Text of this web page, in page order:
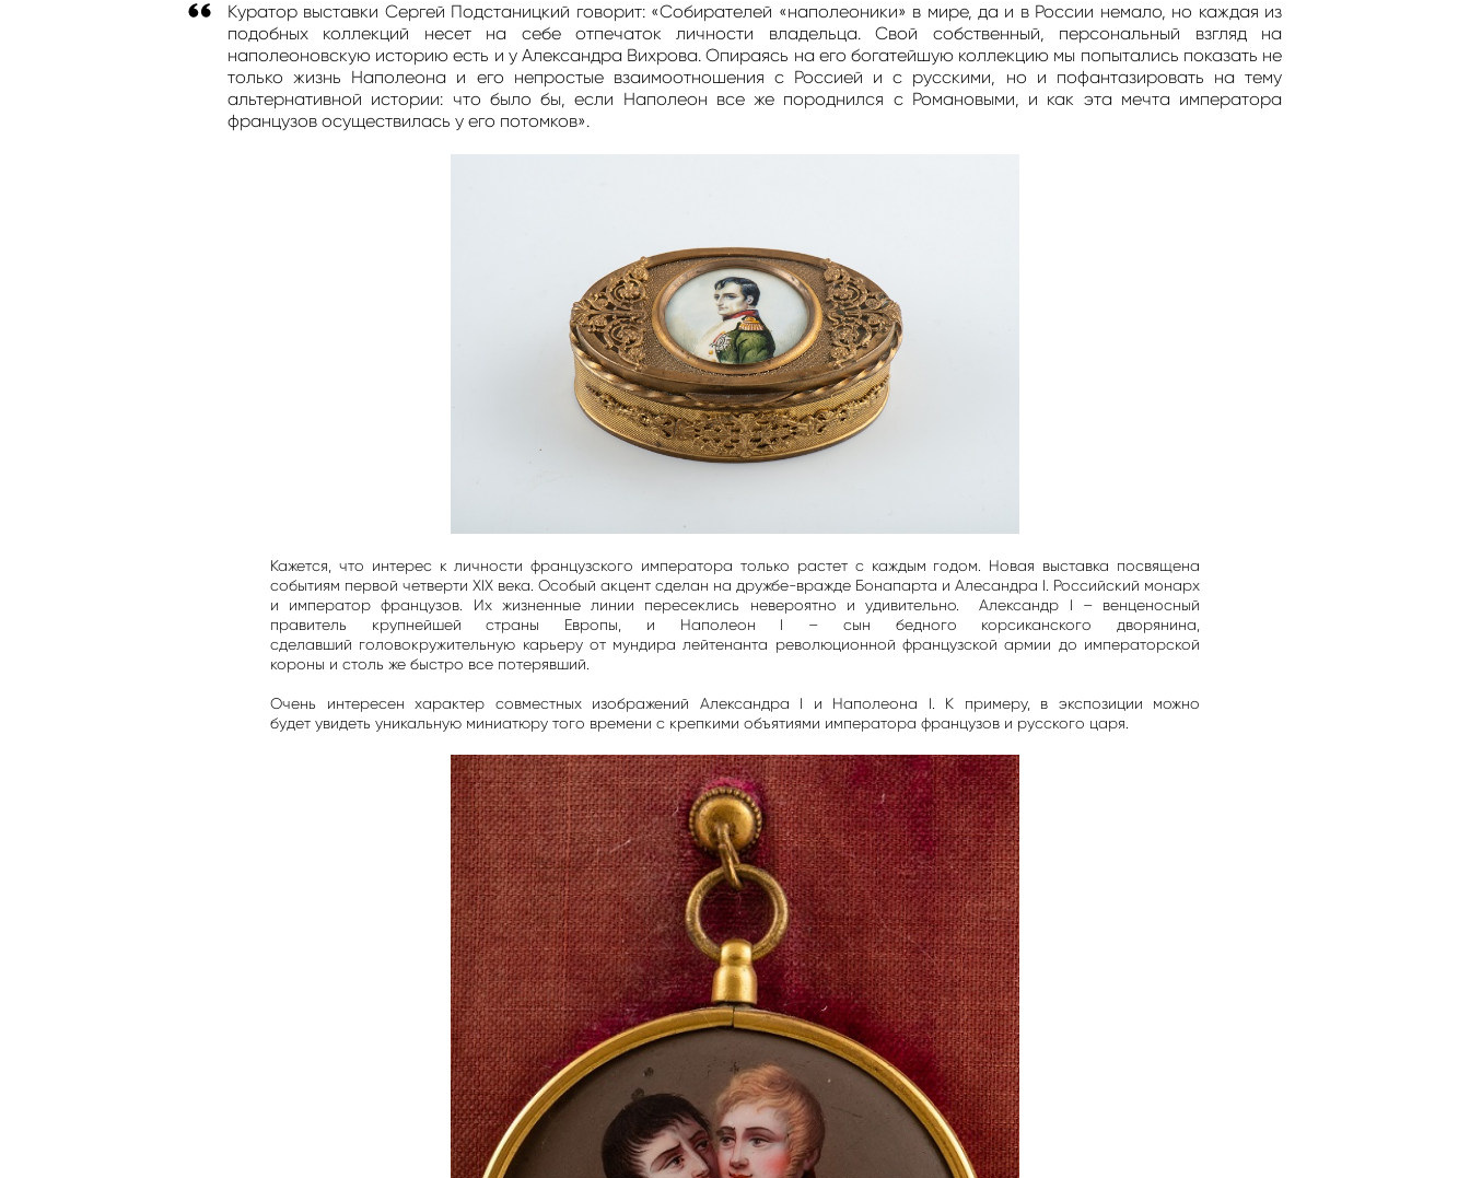
Куратор выставки Сергей Подстаницкий говорит: «Собирателей «наполеоники» в мире, да и в России немало, но каждая из
подобных коллекций несет на себе отпечаток личности владельца. Свой собственный, персональный взгляд на
наполеоновскую историю есть и у Александра Вихрова. Опираясь на его богатейшую коллекцию мы попытались показать не
только жизнь Наполеона и его непростые взаимоотношения с Россией и с русскими, но и пофантазировать на тему
альтернативной истории: что было бы, если Наполеон все же породнился с Романовыми, и как эта мечта императора
французов осуществилась у его потомков».
Кажется, что интерес к личности французского императора только растет с каждым годом. Новая выставка посвящена
событиям первой четверти XIX века. Особый акцент сделан на дружбе-вражде Бонапарта и Алесандра I. Российский монарх
и император французов. Их жизненные линии пересеклись невероятно и удивительно. Александр I – венценосный
правитель крупнейшей страны Европы, и Наполеон I – сын бедного корсиканского дворянина,
сделавший головокружительную карьеру от мундира лейтенанта революционной французской армии до императорской
короны и столь же быстро все потерявший.
Очень интересен характер совместных изображений Александра I и Наполеона I. К примеру, в экспозиции можно
будет увидеть уникальную миниатюру того времени с крепкими объятиями императора французов и русского царя.